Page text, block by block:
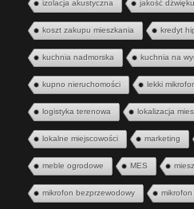
izolacja akustyczna jakość dźwięku
koszt zakupu mieszkania kredyt
kuchnia nadmorska kuchnia na
kupno nieruchomości lekki
logistyka terenowa lokalizacja
lokalne miejscowości marketing
meble ogrodowe MES
mikrofon bezprzewodowy